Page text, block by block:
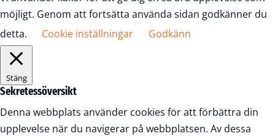
möjligt. Genom att fortsätta använda sidan godkänner du
detta.
Cookie inställningar Godkänn
Stäng
Sekretessöversikt
Denna webbplats använder cookies för att förbättra din
upplevelse när du navigerar på webbplatsen. Av dessa